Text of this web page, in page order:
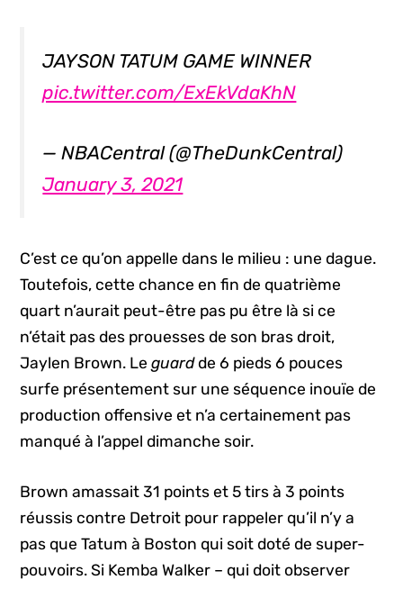
JAYSON TATUM GAME WINNER
pic.twitter.com/ExEkVdaKhN
— NBACentral (@TheDunkCentral)
January 3, 2021
C’est ce qu’on appelle dans le milieu : une dague.
Toutefois, cette chance en fin de quatrième
quart n’aurait peut-être pas pu être là si ce
n’était pas des prouesses de son bras droit,
Jaylen Brown. Leguardde 6 pieds 6 pouces
surfe présentement sur une séquence inouïe de
production offensive et n’a certainement pas
manqué à l’appel dimanche soir.
Brown amassait 31 points et 5 tirs à 3 points
réussis contre Detroit pour rappeler qu’il n’y a
pas que Tatum à Boston qui soit doté de super-
pouvoirs. Si Kemba Walker – qui doit observer